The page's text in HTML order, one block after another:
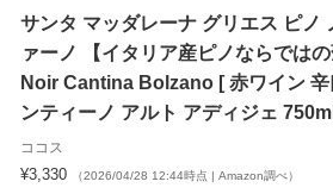
サンタ マッダレーナ グリエス ピノ
ァーノ 【イタリア産ピノならでは
Noir Cantina Bolzano [ 赤ワイン
ンティーノ アルト アディジェ
ココス
¥3,330 （2026/04/28 12:44時点 | Amazon調べ）